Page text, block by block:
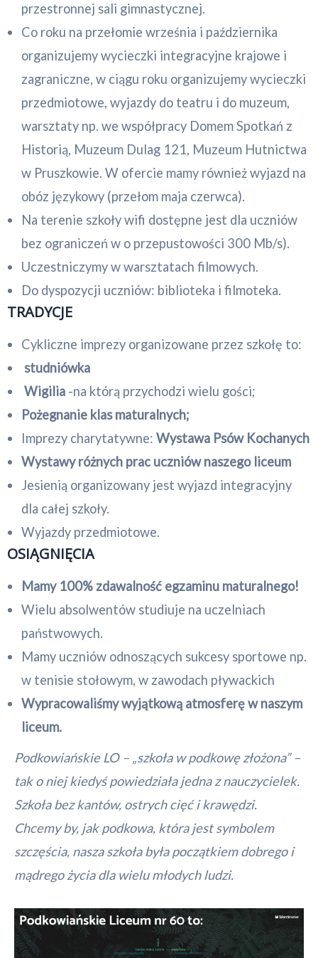
przestronnej sali gimnastycznej.
Co roku na przełomie września i października
organizujemy wycieczki integracyjne krajowe i
zagraniczne, w ciągu roku organizujemy wycieczki
przedmiotowe, wyjazdy do teatru i do muzeum,
warsztaty np. we współpracy Domem Spotkań z
Historią, Muzeum Dulag 121, Muzeum Hutnictwa
w Pruszkowie. W ofercie mamy również wyjazd na
obóz językowy (przełom maja czerwca).
Na terenie szkoły wifi dostępne jest dla uczniów
bez ograniczeń w o przepustowości 300 Mb/s).
Uczestniczymy w warsztatach filmowych.
Do dyspozycji uczniów: biblioteka i filmoteka.
TRADYCJE
Cykliczne imprezy organizowane przez szkołę to:
studniówka
Wigilia -na którą przychodzi wielu gości;
Pożegnanie klas maturalnych;
Imprezy charytatywne: Wystawa Psów Kochanych
Wystawy różnych prac uczniów naszego liceum
Jesienią organizowany jest wyjazd integracyjny
dla całej szkoły.
Wyjazdy przedmiotowe.
OSIĄGNIĘCIA
Mamy 100% zdawalność egzaminu maturalnego!
Wielu absolwentów studiuje na uczelniach
państwowych.
Mamy uczniów odnoszących sukcesy sportowe np.
w tenisie stołowym, w zawodach pływackich
Wypracowaliśmy wyjątkową atmosferę w naszym
liceum.
Podkowiańskie LO – „szkoła w podkowę złożona” –
tak o niej kiedyś powiedziała jedna z nauczycielek.
Szkoła bez kantów, ostrych cięć i krawędzi.
Chcemy by, jak podkowa, która jest symbolem
szczęścia, nasza szkoła była początkiem dobrego i
mądrego życia dla wielu młodych ludzi.